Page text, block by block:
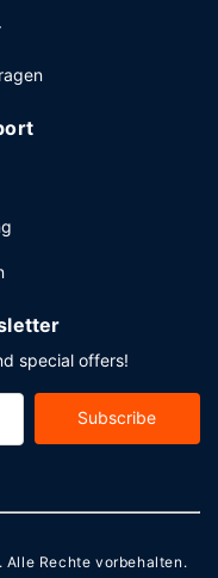
special offers!
Subscribe
. Alle Rechte vorbehalten.